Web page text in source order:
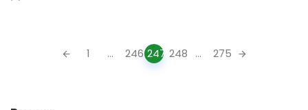
1 ... 246 247 248 ... 275